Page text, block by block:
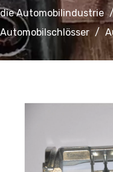
die Automobilindustrie
Automobilschlösser /